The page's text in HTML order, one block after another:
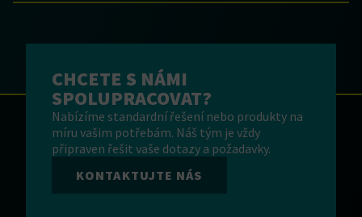
CHCETE S NÁMI
SPOLUPRACOVAT?
Nabízíme standardní řešení nebo produkty na
míru vašim potřebám. Náš tým je vždy
připraven řešit vaše dotazy a požadavky.
KONTAKTUJTE NÁS